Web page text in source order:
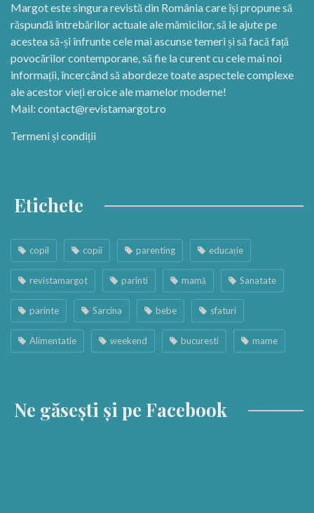
Margot este singura revistă din România care își propune să
răspundă întrebărilor actuale ale mămicilor, să le ajute pe
acestea să-și înfrunte cele mai ascunse temeri și să facă față
povocărilor contemporane, să fie la curent cu cele mai noi
informații, încercând să abordeze toate aspectele complexe
ale acestor vieți eroice ale mamelor moderne!
Mail: contact@revistamargot.ro
Termeni și condiții
Etichete
copil copii parenting educație
revistamargot parinti mamă Sanatate
parinte Sarcina bebe sfaturi
Alimentatie weekend bucuresti mame
Ne găsești și pe Facebook